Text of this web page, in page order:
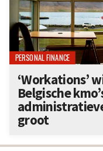
PERSONAL FINANCE
‘Workations’
Belgische
groot